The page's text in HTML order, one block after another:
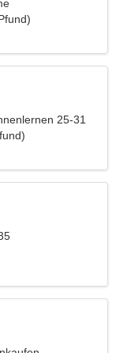
25-31